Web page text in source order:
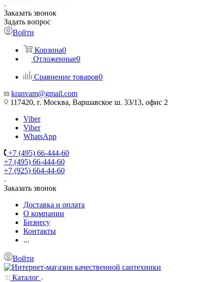
Заказать звонок
Задать вопрос
Войти
Корзина0
Отложенные0
Сравнение товаров0
kranvam@gmail.com
117420, г. Москва, Варшавское ш. 33/13, офис 2
Viber
Viber
WhatsApp
+7 (495) 66-444-60
+7 (495) 66-444-60
+7 (925) 664-44-60
Заказать звонок
Доставка и оплата
О компании
Бизнесу
Контакты
...
Войти
Каталог